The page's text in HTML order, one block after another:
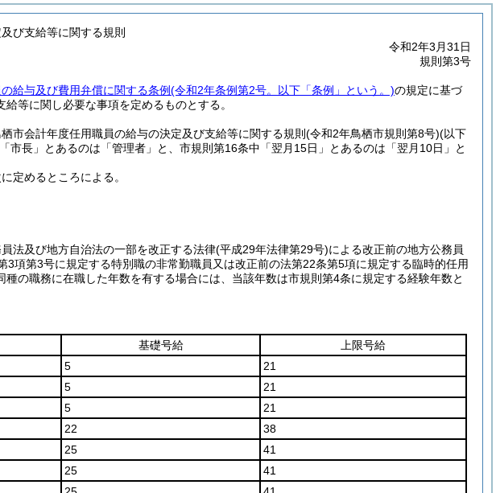
び支給等に関する規則
令和2年3月31日
規則第3号
給与及び費用弁償に関する条例(令和2年条例第2号。以下「条例」という。)の規定に基づ
等に関し必要な事項を定めるものとする。
市会計年度任用職員の給与の決定及び支給等に関する規則 (令和2年鳥栖市規則第8号)(以下
市長」とあるのは「管理者」と、市規則第16条中「翌月15日」とあるのは「翌月10日」と
定めるところによる。
法及び地方自治法の一部を改正する法律(平成29年法律第29号)による改正前の地方公務員
3項第3号に規定する特別職の非常勤職員又は改正前の法第22条第5項に規定する臨時的任用
の職務に在職した年数を有する場合には、当該年数は市規則第4条に規定する経験年数と
基礎号給
上限号給
5
21
5
21
5
21
22
38
25
41
25
41